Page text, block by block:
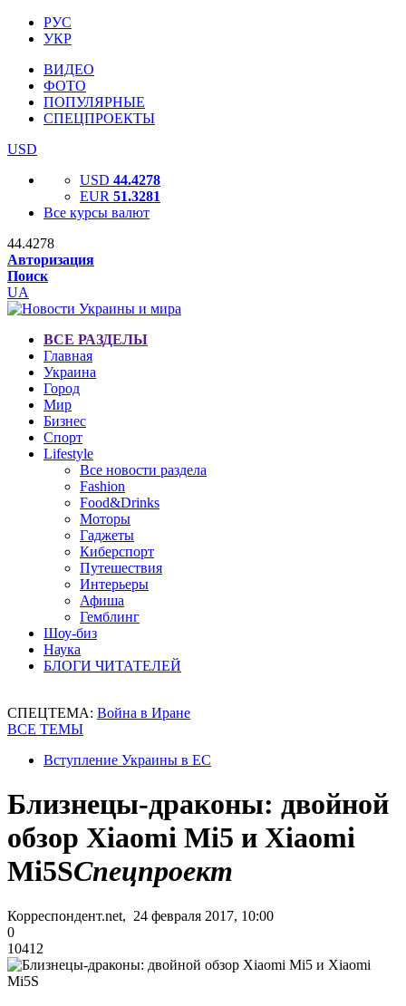
РУС
УКР
ВИДЕО
ФОТО
ПОПУЛЯРНЫЕ
СПЕЦПРОЕКТЫ
USD
USD 44.4278
EUR 51.3281
Все курсы валют
44.4278
Авторизация
Поиск
UA
ВСЕ РАЗДЕЛЫ
Главная
Украина
Город
Мир
Бизнес
Спорт
Lifestyle
Все новости раздела
Fashion
Food&Drinks
Моторы
Гаджеты
Киберспорт
Путешествия
Интерьеры
Афиша
Гемблинг
Шоу-биз
Наука
БЛОГИ ЧИТАТЕЛЕЙ
СПЕЦТЕМА: Война в Иране
ВСЕ ТЕМЫ
Вступление Украины в ЕС
Близнецы-драконы: двойной
обзор Xiaomi Mi5 и Xiaomi
Mi5SСпецпроект
Корреспондент.net, 24 февраля 2017, 10:00
0
10412